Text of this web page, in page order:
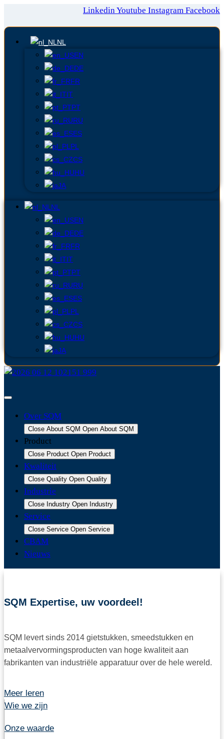
LinkedinYoutube Instagram Facebook
NL
EN
DE
FR
IT
PT
RU
ES
PL
CS
HU
JA
NL
EN
DE
FR
IT
PT
RU
ES
PL
CS
HU
JA
Over SQM
Close About SQM Open About SQM
Product
Close Product Open Product
Kwaliteit
Close Quality Open Quality
Industrie
Close Industry Open Industry
Service
Close Service Open Service
CBAM
Nieuws
SQM Expertise, uw voordeel!
SQM levert sinds 2014 gietstukken, smeedstukken en
metaalvervormingsproducten van hoge kwaliteit aan
fabrikanten van industriële apparatuur over de hele wereld.
Meer leren
Wie we zijn
Onze waarde